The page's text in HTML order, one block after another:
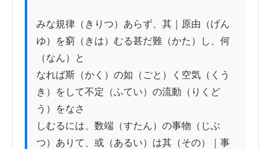
みな規律（きりつ）あらず、其｜原由（げん
ゆ）を窮（きは）むる甚だ難（かた）し、何
（なん）と
なれば斯（かく）の如（ごと）く空気（くう
き）をして不定（ふてい）の流動（りくど
う）をなさ
しむるには、数端（すたん）の事物（じぶ
つ）ありて、或（あるい）は其（その）｜事